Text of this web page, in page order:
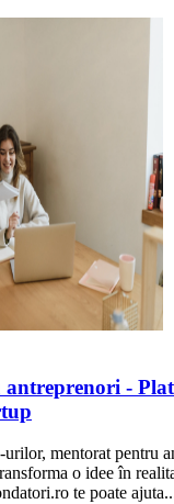
-
mentorat pentru
o idee în
te poate